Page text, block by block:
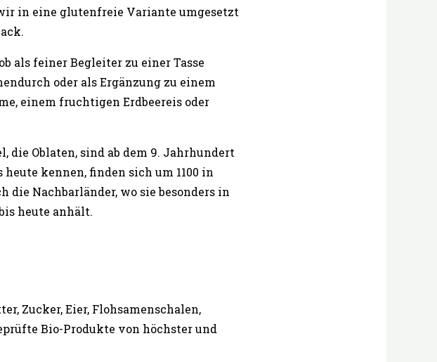
in eine glutenfreie Variante umgesetzt
als feiner Begleiter zu einer Tasse
oder als Ergänzung zu einem
einem fruchtigen Erdbeereis oder
die Oblaten, sind ab dem 9. Jahrhundert
kennen, finden sich um 1100 in
die Nachbarländer, wo sie besonders in
heute anhält.
Zucker, Eier, Flohsamenschalen,
Bio-Produkte von höchster und